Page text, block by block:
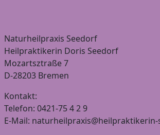
Naturheilpraxis Seedorf
Heilpraktikerin Doris Seedorf
Mozartsztraße 7
D-28203 Bremen
Kontakt:
Telefon: 0421-75 4 2 9
E-Mail: